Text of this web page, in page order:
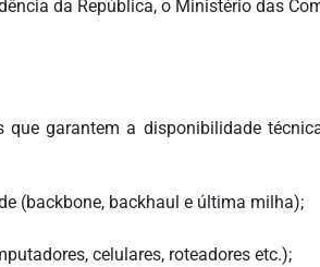
da República, o Ministério das
que garantem a disponibilidade
(backbone, backhaul e última milha);
celulares, roteadores etc.);